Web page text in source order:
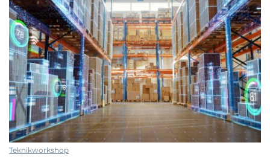
Teknikworkshop